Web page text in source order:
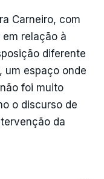
Carneiro, com
relação à
diferente
um espaço onde
foi muito
o discurso de
da